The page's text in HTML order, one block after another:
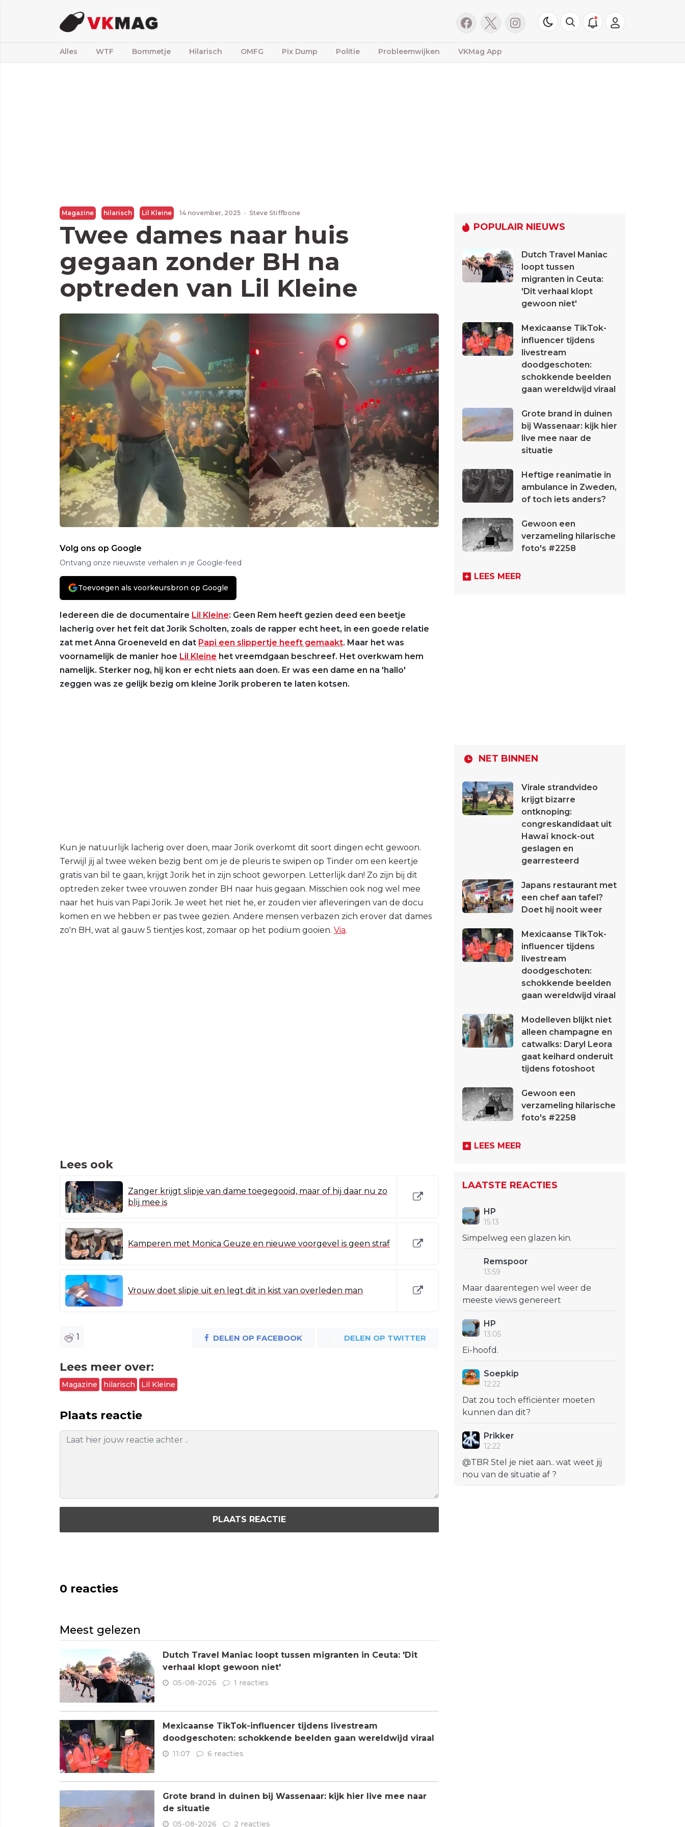
Alles WTF Bommetje Hilarisch OMFG Pix Dump Politie Probleemwijken VKMag App
Magazine hilarisch Lil Kleine 14 november, 2025 · Steve Stiffbone
Twee dames naar huis
gegaan zonder BH na
optreden van Lil Kleine
Volg ons op Google
Ontvang onze nieuwste verhalen in je Google-feed
Toevoegen als voorkeursbron op Google
Iedereen die de documentaire Lil Kleine: Geen Rem heeft gezien deed een beetje
lacherig over het feit dat Jorik Scholten, zoals de rapper echt heet, in een goede relatie
zat met Anna Groeneveld en dat Papi een slippertje heeft gemaakt. Maar het was
voornamelijk de manier hoe Lil Kleine het vreemdgaan beschreef. Het overkwam hem
namelijk. Sterker nog, hij kon er echt niets aan doen. Er was een dame en na 'hallo'
zeggen was ze gelijk bezig om kleine Jorik proberen te laten kotsen.
Kun je natuurlijk lacherig over doen, maar Jorik overkomt dit soort dingen echt gewoon.
Terwijl jij al twee weken bezig bent om je de pleuris te swipen op Tinder om een keertje
gratis van bil te gaan, krijgt Jorik het in zijn schoot geworpen. Letterlijk dan! Zo zijn bij dit
optreden zeker twee vrouwen zonder BH naar huis gegaan. Misschien ook nog wel mee
naar het huis van Papi Jorik. Je weet het niet he, er zouden vier afleveringen van de docu
komen en we hebben er pas twee gezien. Andere mensen verbazen zich erover dat dames
zo'n BH, wat al gauw 5 tientjes kost, zomaar op het podium gooien. Via.
Lees ook
Zanger krijgt slipje van dame toegegooid, maar of hij daar nu zo
blij mee is
Kamperen met Monica Geuze en nieuwe voorgevel is geen straf
Vrouw doet slipje uit en legt dit in kist van overleden man
1 DELEN OP FACEBOOK DELEN OP TWITTER
Lees meer over:
Magazine hilarisch Lil Kleine
Plaats reactie
PLAATS REACTIE
0 reacties
Meest gelezen
Dutch Travel Maniac loopt tussen migranten in Ceuta: 'Dit
verhaal klopt gewoon niet'
05-08-2026 1 reacties
Mexicaanse TikTok-influencer tijdens livestream
doodgeschoten: schokkende beelden gaan wereldwijd viraal
11:07 6 reacties
Grote brand in duinen bij Wassenaar: kijk hier live mee naar
de situatie
05-08-2026 2 reacties
POPULAIR NIEUWS
Dutch Travel Maniac
loopt tussen
migranten in Ceuta:
'Dit verhaal klopt
gewoon niet'
Mexicaanse TikTok-
influencer tijdens
livestream
doodgeschoten:
schokkende beelden
gaan wereldwijd viraal
Grote brand in duinen
bij Wassenaar: kijk hier
live mee naar de
situatie
Heftige reanimatie in
ambulance in Zweden,
of toch iets anders?
Gewoon een
verzameling hilarische
foto's #2258
LEES MEER
NET BINNEN
Virale strandvideo
krijgt bizarre
ontknoping:
congreskandidaat uit
Hawaï knock-out
geslagen en
gearresteerd
Japans restaurant met
een chef aan tafel?
Doet hij nooit weer
Mexicaanse TikTok-
influencer tijdens
livestream
doodgeschoten:
schokkende beelden
gaan wereldwijd viraal
Modelleven blijkt niet
alleen champagne en
catwalks: Daryl Leora
gaat keihard onderuit
tijdens fotoshoot
Gewoon een
verzameling hilarische
foto's #2258
LEES MEER
LAATSTE REACTIES
HP
15:13
Simpelweg een glazen kin.
Remspoor
13:59
Maar daarentegen wel weer de
meeste views genereert
HP
13:05
Ei-hoofd.
Soepkip
12:22
Dat zou toch efficiënter moeten
kunnen dan dit?
Prikker
12:22
@TBR Stel je niet aan.. wat weet jij
nou van de situatie af ?